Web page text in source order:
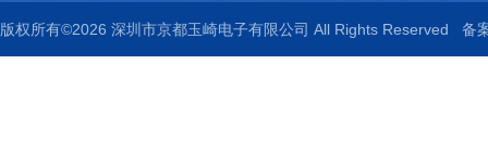
版权所有©2026 深圳市京都玉崎电子有限公司 All Rights Reserved 备